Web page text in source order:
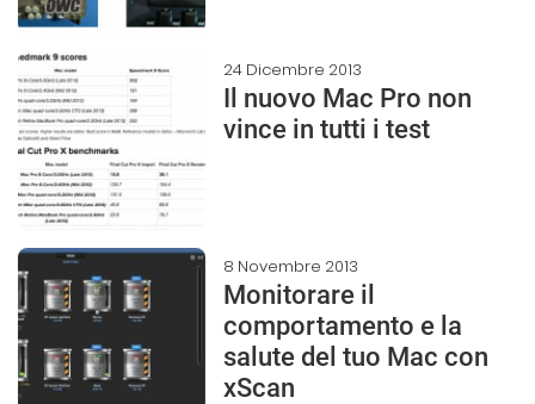
24 Dicembre 2013
Il nuovo Mac Pro non
vince in tutti i test
8 Novembre 2013
Monitorare il
comportamento e la
salute del tuo Mac con
xScan